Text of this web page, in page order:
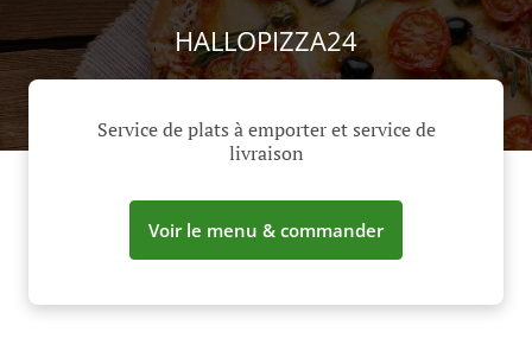
HALLOPIZZA24
Service de plats à emporter et service de
livraison
Voir le menu & commander